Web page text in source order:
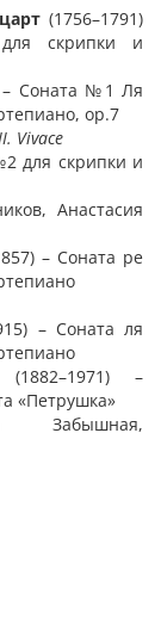
(1756–1791)
скрипки и
– Соната №1 Ля
ор.7
Vivace
для скрипки и
Анастасия
– Соната ре
– Соната ля
(1882–1971) –
«Петрушка»
Забышная,